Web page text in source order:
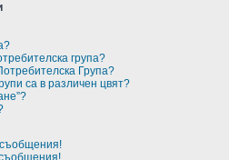
група?
Група?
са в различен цвят?